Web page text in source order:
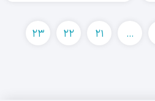
…
21
22
23